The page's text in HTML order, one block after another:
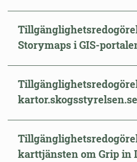
Storymaps i GIS-
kartor.skogsstyrelsen.se
karttjänsten om Grip in